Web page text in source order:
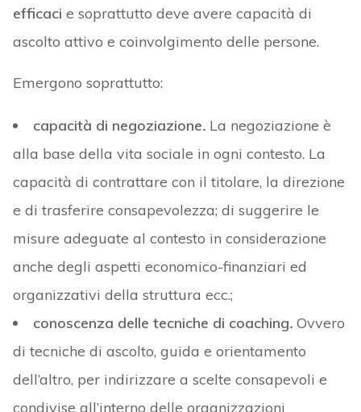
efficaci e soprattutto deve avere capacità di
ascolto attivo e coinvolgimento delle persone.
Emergono soprattutto:
capacità di negoziazione. La negoziazione è
alla base della vita sociale in ogni contesto. La
capacità di contrattare con il titolare, la direzione
e di trasferire consapevolezza; di suggerire le
misure adeguate al contesto in considerazione
anche degli aspetti economico-finanziari ed
organizzativi della struttura ecc.;
conoscenza delle tecniche di coaching.Ovvero
di tecniche di ascolto, guida e orientamento
dell’altro, per indirizzare a scelte consapevoli e
condivise all’interno delle organizzazioni